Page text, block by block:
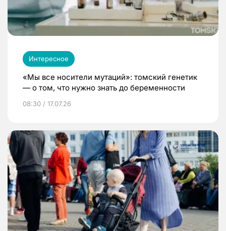
Интересное
«Мы все носители мутаций»: томский генетик
— о том, что нужно знать до беременности
08:30 / 17.07.26